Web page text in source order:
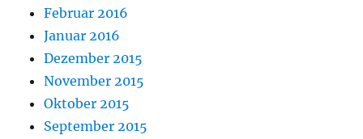
Februar 2016
Januar 2016
Dezember 2015
November 2015
Oktober 2015
September 2015